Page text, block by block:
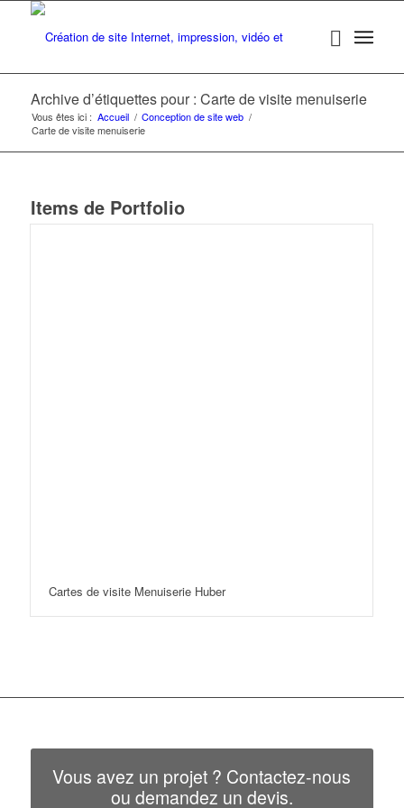
Archive d’étiquettes pour : Carte de visite menuiserie
Vous êtes ici : Accueil / Conception de site web /
Carte de visite menuiserie
Items de Portfolio
Cartes de visite Menuiserie Huber
Vous avez un projet ? Contactez-nous
ou demandez un devis.